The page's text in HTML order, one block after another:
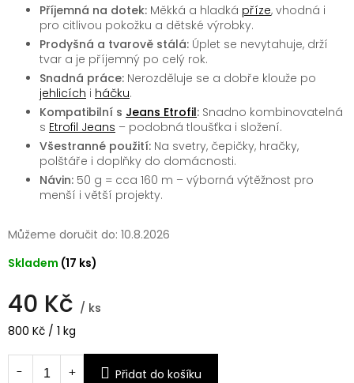
40 Kč / ks
Měrná
800 Kč / 1 kg
Skladem (17 ks)
Můžeme doručit do: 10.8.2026
Přidat do košíku
Příjemná na dotek: Měkká a hladká příze, vhodná i
pro citlivou pokožku a dětské výrobky.
Prodyšná a tvarově stálá: Úplet se nevytahuje, drží
tvar a je příjemný po celý rok.
Snadná práce: Nerozděluje se a dobře klouže po
jehlicích i háčku.
Kompatibilní s Jeans Etrofil: Snadno kombinovatelná
s Etrofil Jeans – podobná tloušťka i složení.
Všestranné použití: Na svetry, čepičky, hračky,
polštáře i doplňky do domácnosti.
Návin: 50 g = cca 160 m – výborná výtěžnost pro
menší i větší projekty.